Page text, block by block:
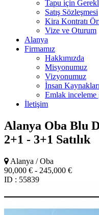
Tapu için
Satış Sözleşmesi
Kira Kontratı
Vize ve Oturum
Alanya
Firmamız
Hakkımızda
Misyonumuz
Vizyonumuz
İnsan Kaynakları
Emlak inceleme
İletişim
Alanya Oba Blu
2+1 - 3+1 Satılık
Alanya / Oba
90,000 € - 245,000 €
ID : 55839